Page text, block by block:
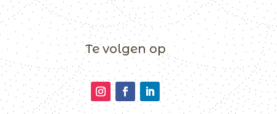
Te volgen op